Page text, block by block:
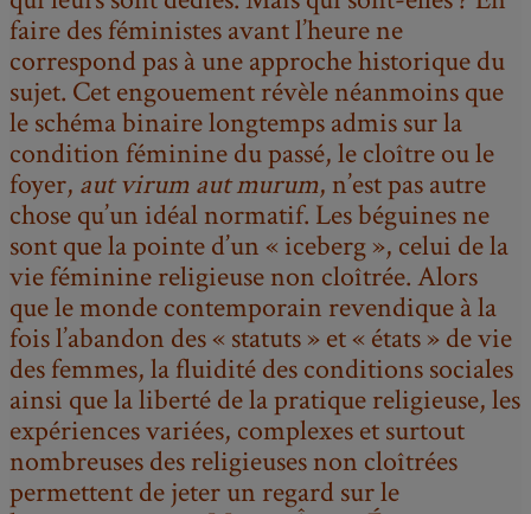
faire des féministes avant l’heure ne
correspond pas à une approche historique du
sujet. Cet engouement révèle néanmoins que
le schéma binaire longtemps admis sur la
condition féminine du passé, le cloître ou le
foyer, aut virum aut murum, n’est pas autre
chose qu’un idéal normatif. Les béguines ne
sont que la pointe d’un « iceberg », celui de la
vie féminine religieuse non cloîtrée. Alors
que le monde contemporain revendique à la
fois l’abandon des « statuts » et « états » de vie
des femmes, la fluidité des conditions sociales
ainsi que la liberté de la pratique religieuse, les
expériences variées, complexes et surtout
nombreuses des religieuses non cloîtrées
permettent de jeter un regard sur le